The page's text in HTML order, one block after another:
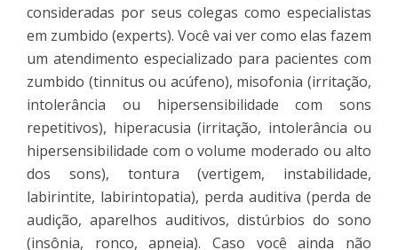
consideradas por seus colegas como especialistas
em zumbido (experts). Você vai ver como elas fazem
um atendimento especializado para pacientes com
zumbido (tinnitus ou acúfeno), misofonia (irritação,
intolerância ou hipersensibilidade com sons
repetitivos), hiperacusia (irritação, intolerância ou
hipersensibilidade com o volume moderado ou alto
dos sons), tontura (vertigem, instabilidade,
labirintite, labirintopatia), perda auditiva (perda de
audição, aparelhos auditivos, distúrbios do sono
(insônia, ronco, apneia). Caso você ainda não